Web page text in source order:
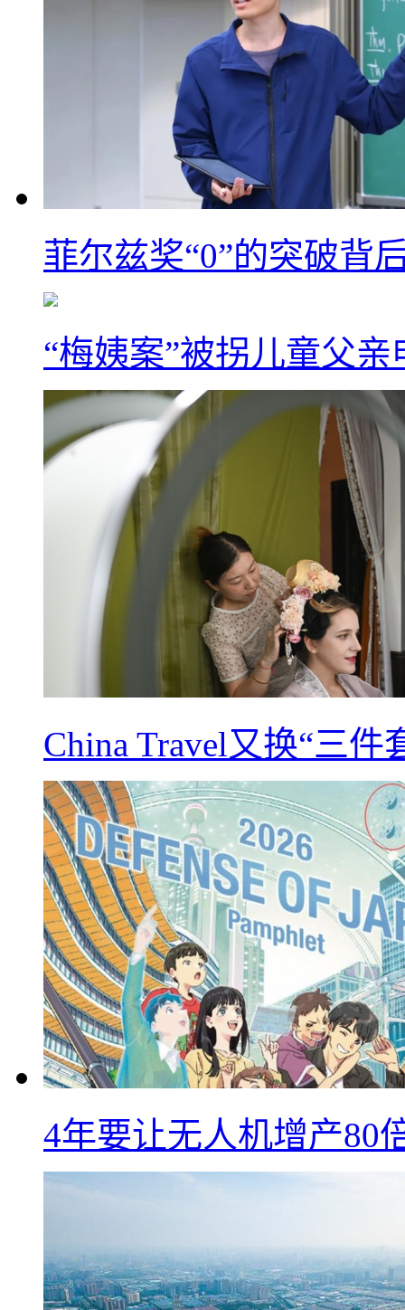
菲尔兹奖“0”的突破背
“梅姨案”被拐儿童父
China Travel又换“三
4年要让无人机增产80